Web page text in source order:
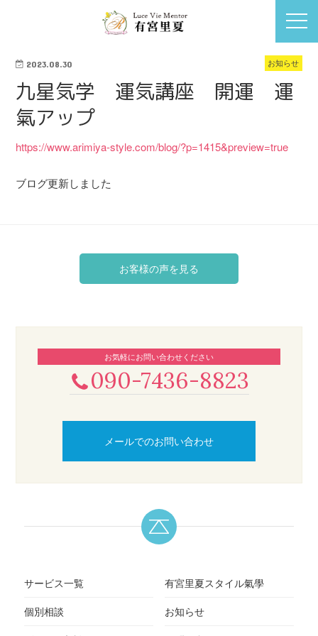
お知らせ
2023.08.30
九星気学 運気講座 開運 運
氣アップ
https://www.arimiya-style.com/blog/?p=1415&preview=true
ブログ更新しました
お客様の声を見る
お気軽にお問い合わせください
090-7436-8823
メールでのお問い合わせ
サービス一覧
個別相談
有宮里夏スタイル氣學
お知らせ